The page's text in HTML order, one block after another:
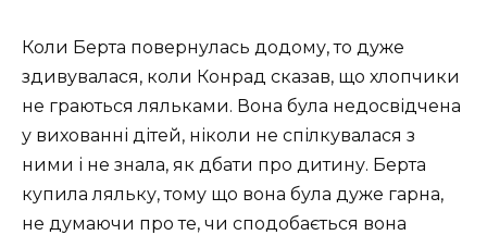
Коли Берта повернулась додому, то дуже
здивувалася, коли Конрад сказав, що хлопчики
не граються ляльками. Вона була недосвідчена
у вихованні дітей, ніколи не спілкувалася з
ними і не знала, як дбати про дитину. Берта
купила ляльку, тому що вона була дуже гарна,
не думаючи про те, чи сподобається вона